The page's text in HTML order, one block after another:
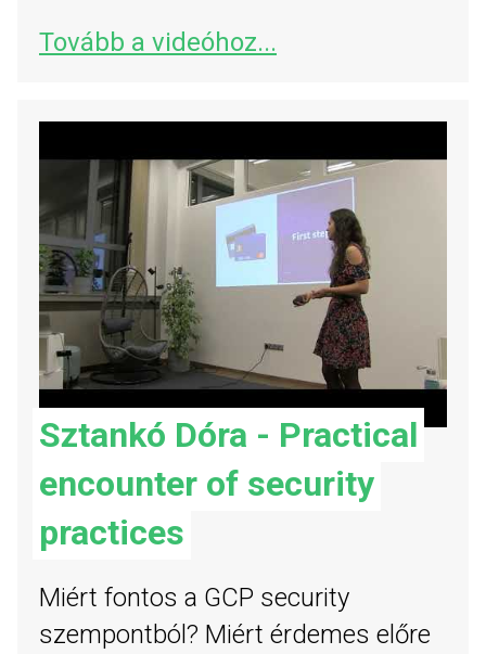
Tovább a videóhoz...
Sztankó Dóra - Practical
encounter of security
practices
Miért fontos a GCP security
szempontból? Miért érdemes előre